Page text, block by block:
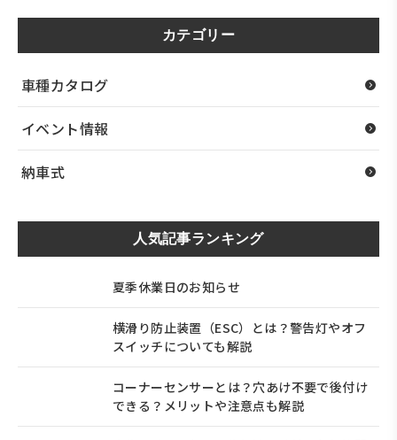
カテゴリー
車種カタログ
イベント情報
納車式
人気記事ランキング
夏季休業日のお知らせ
横滑り防止装置（ESC）とは？警告灯やオフ
スイッチについても解説
コーナーセンサーとは？穴あけ不要で後付け
できる？メリットや注意点も解説